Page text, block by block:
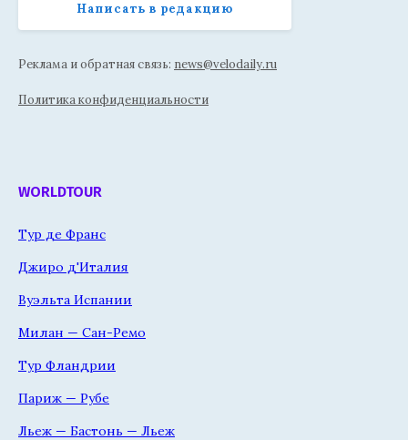
Написать в редакцию
Реклама и обратная связь: news@velodaily.ru
Политика конфиденциальности
WORLDTOUR
Тур де Франс
Джиро д'Италия
Вуэльта Испании
Милан — Сан-Ремо
Тур Фландрии
Париж — Рубе
Льеж — Бастонь — Льеж